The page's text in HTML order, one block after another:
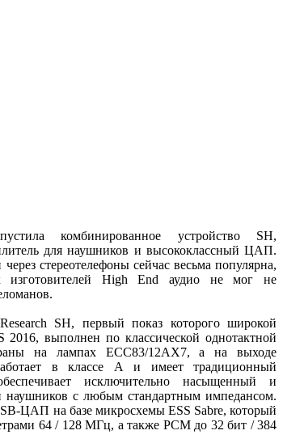
комбинированное устройство SH,
для наушников и высококлассный ЦАП.
стереотелефоны сейчас весьма популярна,
High End аудио не мог не
SH, первый показ которого широкой
2016, выполнен по классической однотактной
на лампах ECC83/12AX7, а на выходе
в классе А и имеет традиционный
исключительно насыщенный и
с любым стандартным импедансом.
ЦАП на базе микросхемы ESS Sabre, который
64 / 128 МГц, а также PCM до 32 бит / 384